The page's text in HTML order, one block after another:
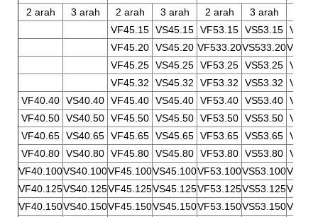
2 arah 3 arah 2 arah 3 arah 2 arah 3 arah
VF45.15 VS45.15 VF53.15 VS53.15
VF45.20 VS45.20 VF533.20VS533.20
VF45.25 VS45.25 VF53.25 VS53.25
VF45.32
VS45.32 VF53.32 VS53.32
VF40.40 VS40.40 VF45.40 VS45.40 VF53.40 VS53.40
VF40.50 VS40.50 VF45.50 VS45.50 VF53.50 VS53.50
VF40.65 VS40.65 VF45.65 VS45.65 VF53.65 VS53.65
VF40.80 VS40.80 VF45.80 VS45.80 VF53.80 VS53.80
VF40.100VS40.100VF45.100VS45.100VF53.100VS53.100
VF40.125VS40.125VF45.125VS45.125VF53.125VS53.125
VF40.150VS40.150VF45.150VS45.150VF53.150VS53.150